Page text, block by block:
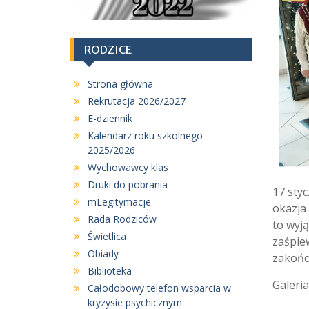
17
okazja
to
RODZICE
Strona główna
Rekrutacja 2026/2027
E-dziennik
Kalendarz roku szkolnego
2025/2026
Wychowawcy klas
Druki do pobrania
mLegitymacje
Rada Rodziców
Świetlica
Obiady
Biblioteka
Całodobowy telefon wsparcia w
kryzysie psychicznym